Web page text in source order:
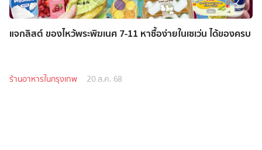
แจกลิสต์ ของไหว้พระพิฆเนศ 7-11 หาซื้อง่ายในเซเว่น ได้ของครบ
ร้านอาหารในกรุงเทพ 20 ส.ค. 68